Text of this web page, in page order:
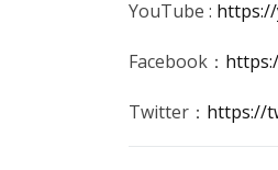
YouTube :
Facebook：
Twitter： https://